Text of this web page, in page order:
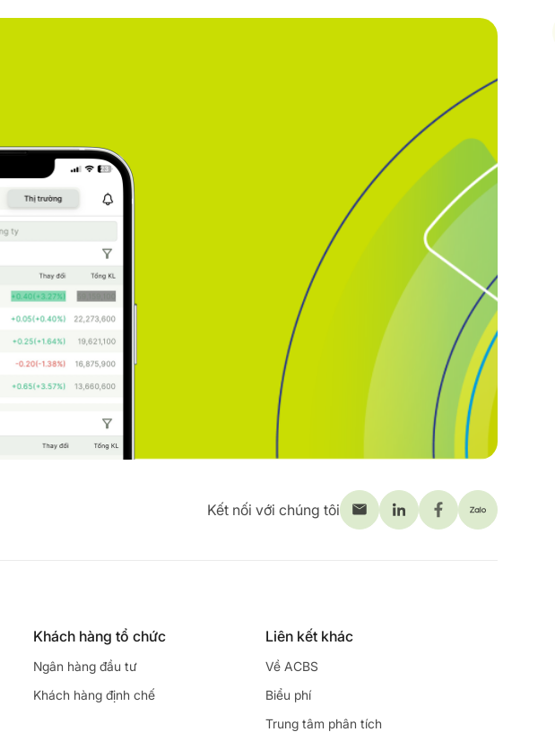
Kết nối với chúng tôi
Khách hàng tổ chức
Ngân hàng đầu tư
Khách hàng định chế
Liên kết khác
Về ACBS
Biểu phí
Trung tâm phân tích